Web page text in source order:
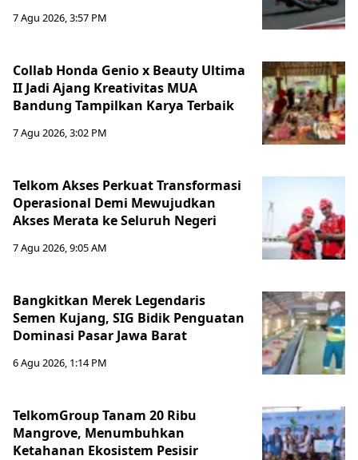
7 Agu 2026, 3:57 PM
Collab Honda Genio x Beauty Ultima
II Jadi Ajang Kreativitas MUA
Bandung Tampilkan Karya Terbaik
7 Agu 2026, 3:02 PM
Telkom Akses Perkuat Transformasi
Operasional Demi Mewujudkan
Akses Merata ke Seluruh Negeri
7 Agu 2026, 9:05 AM
Bangkitkan Merek Legendaris
Semen Kujang, SIG Bidik Penguatan
Dominasi Pasar Jawa Barat
6 Agu 2026, 1:14 PM
TelkomGroup Tanam 20 Ribu
Mangrove, Menumbuhkan
Ketahanan Ekosistem Pesisir